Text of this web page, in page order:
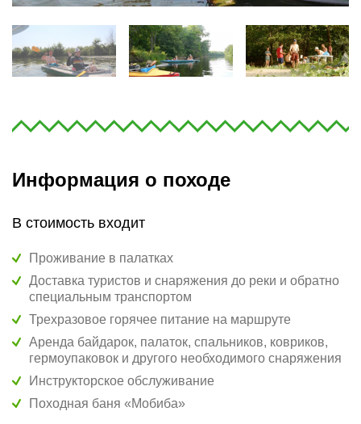
Информация о походе
В стоимость входит
Проживание в палатках
Доставка туристов и снаряжения до реки и обратно
специальным транспортом
Трехразовое горячее питание на маршруте
Аренда байдарок, палаток, спальников, ковриков,
гермоупаковок и другого необходимого снаряжения
Инструкторское обслуживание
Походная баня «Мобиба»